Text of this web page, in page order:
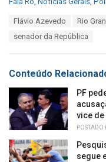
i
e
:
Flávio Azevedo Rio
senador da República
Conteúdo
PF
vice de
POSTADO
segue